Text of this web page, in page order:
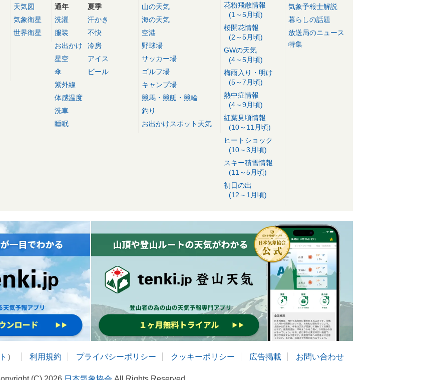
天気図
気象衛星
世界衛星
通年
洗濯
服装
お出かけ
星空
傘
紫外線
体感温度
洗車
睡眠
夏季
汗かき
不快
冷房
アイス
ビール
山の天気
海の天気
空港
野球場
サッカー場
ゴルフ場
キャンプ場
競馬・競艇・競輪
釣り
お出かけスポット天気
花粉飛散情報
(1～5月頃)
桜開花情報
(2～5月頃)
GWの天気
(4～5月頃)
梅雨入り・明け
(5～7月頃)
熱中症情報
(4～9月頃)
紅葉見頃情報
(10～11月頃)
ヒートショック
(10～3月頃)
スキー積雪情報
(11～5月頃)
初日の出
(12～1月頃)
気象予報士解説
暮らしの話題
放送局のニュース
特集
） 利用規約 プライバシーポリシー クッキーポリシー 広告掲載 お問い合わせ